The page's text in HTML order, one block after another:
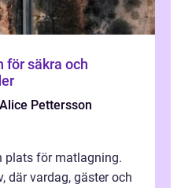
Alice Pettersson
plats för matlagning.
där vardag, gäster och